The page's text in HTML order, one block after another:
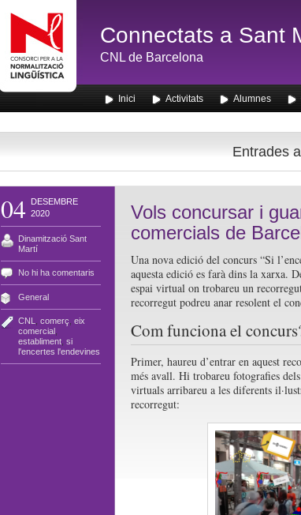
Connectats a Sant
CNL de Barcelona
Inici Activitats Alumnes
Entrades
04
DESEMBRE
2020
Dinamització Sant
Martí
No hi ha comentaris
General
CNL comerç eix
comercial,
establiment, si
l'encertes l'endevines
Vols concursar i
comercials de
Una nova edició del concurs “Si
aquesta edició es farà dins la xarxa.
espai virtual on trobareu un
recorregut podreu anar resolent el
Com funciona el
Primer, haureu d’entrar en aquest
més avall. Hi trobareu fotografies
virtuals arribareu a les diferents
recorregut: